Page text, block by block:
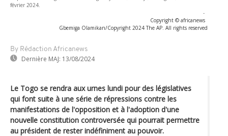
février 2024.
-
Copyright © africanews
Gbemiga Olamikan/Copyright 2024 The AP. All rights reserved
By Rédaction Africanews
Dernière MAJ: 13/08/2024
Le Togo se rendra aux urnes lundi pour des législatives
qui font suite à une série de répressions contre les
manifestations de l'opposition et à l'adoption d'une
nouvelle constitution controversée qui pourrait permettre
au président de rester indéfiniment au pouvoir.